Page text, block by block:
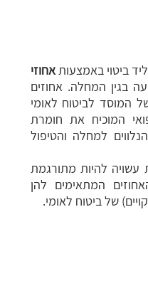
ביטוי באמצעותאחוזי
בגין המחלה. אחוזים
המוסד לביטוח לאומי
המוכיח את חומרת
למחלה והטיפול
להיות מתורגמת
המתאימים להן
של ביטוח לאומי.